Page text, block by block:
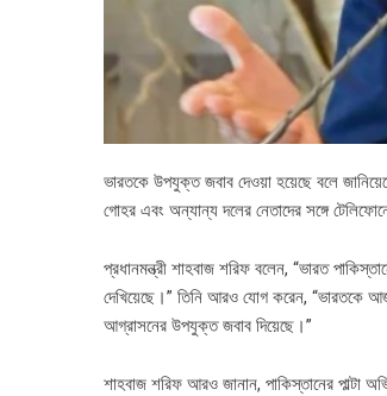
ভারতকে উপযুক্ত জবাব দেওয়া হয়েছে বলে
গোহর এবং অন্যান্য দলের নেতাদের সঙ্গে
প্রধানমন্ত্রী শাহবাজ শরিফ বলেন, “ভারত
দেখিয়েছে।” তিনি আরও যোগ করেন, “ভারতকে আজ
আগ্রাসনের উপযুক্ত জবাব দিয়েছে।”
শাহবাজ শরিফ আরও জানান, পাকিস্তানের পাল্টা